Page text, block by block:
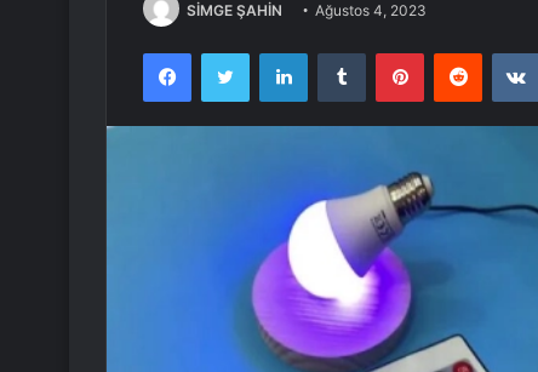
SİMGE ŞAHİN Ağustos 4, 2023
FacebookTwitter LinkedInTumblr PinterestReddit